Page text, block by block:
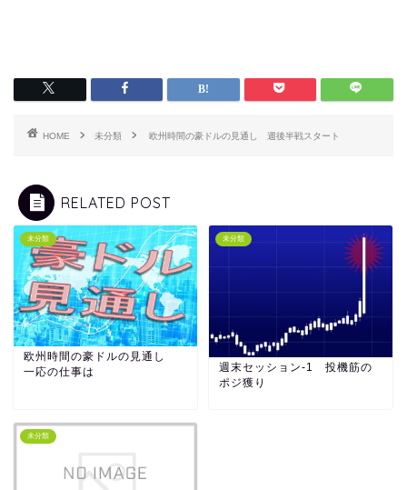
HOME 未分類 欧州時間の豪ドルの見通し 週後半戦スタート
RELATED POST
未分類
欧州時間の豪ドルの見通し
一応の仕事は
未分類
週末セッション-1 投機筋の
ポジ獲り
未分類